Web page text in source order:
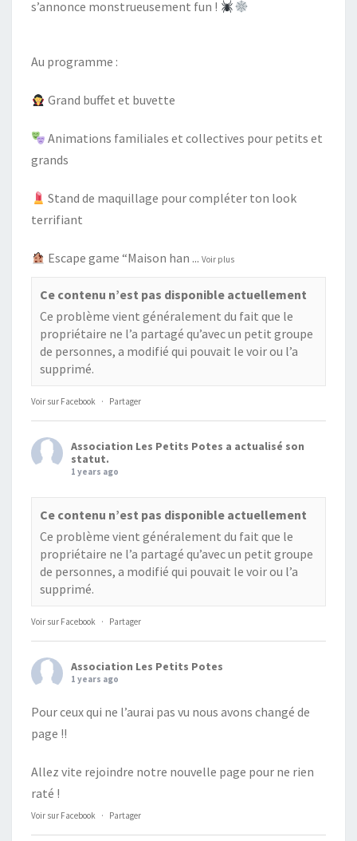
s’annonce monstrueusement fun !
Au programme :
Grand buffet et buvette
Animations familiales et collectives pour petits et
grands
Stand de maquillage pour compléter ton look
terrifiant
Escape game “Maison han ...Voir plus
Ce contenu n’est pas disponible actuellement
Ce problème vient généralement du fait que le
propriétaire ne l’a partagé qu’avec un petit groupe
de personnes, a modifié qui pouvait le voir ou l’a
supprimé.
Voir sur Facebook · Partager
Association Les Petits Potes a actualisé son
statut.
1 years ago
Ce contenu n’est pas disponible actuellement
Ce problème vient généralement du fait que le
propriétaire ne l’a partagé qu’avec un petit groupe
de personnes, a modifié qui pouvait le voir ou l’a
supprimé.
Voir sur Facebook · Partager
Association Les Petits Potes
1 years ago
Pour ceux qui ne l’aurai pas vu nous avons changé de
page !!
Allez vite rejoindre notre nouvelle page pour ne rien
raté !
Voir sur Facebook · Partager